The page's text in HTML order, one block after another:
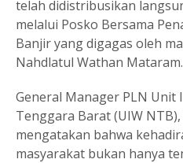
telah didistribusikan
melalui Posko Bersama
Banjir yang digagas oleh
Nahdlatul Wathan Mataram.
General Manager PLN Unit
Tenggara Barat (UIW
mengatakan bahwa
masyarakat bukan hanya